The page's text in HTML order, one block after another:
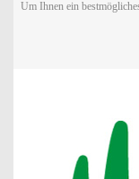
Um Ihnen ein